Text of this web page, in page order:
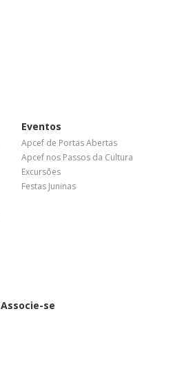
Eventos
Apcef de Portas Abertas
Apcef nos Passos da Cultura
Excursões
Festas Juninas
Associe-se